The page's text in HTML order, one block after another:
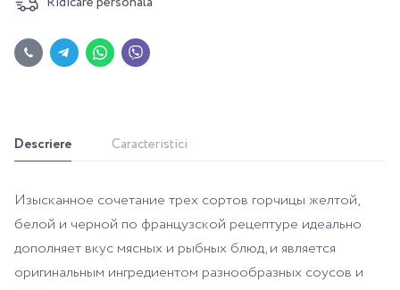
Descriere Caracteristici
Изысканное сочетание трех сортов горчицы желтой,
белой и черной по французской рецептуре идеально
дополняет вкус мясных и рыбных блюд, и является
оригинальным ингредиентом разнообразных соусов и